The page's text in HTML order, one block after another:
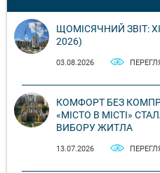
ЩОМІСЯЧНИЙ ЗВІТ:
2026)
03.08.2026
КОМФОРТ БЕЗ
«МІСТО В МІСТІ»
ВИБОРУ ЖИТЛА
13.07.2026